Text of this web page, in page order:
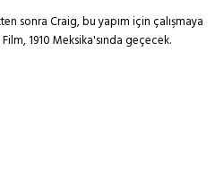
sonra Craig, bu yapım için çalışmaya
1910 Meksika'sında geçecek.